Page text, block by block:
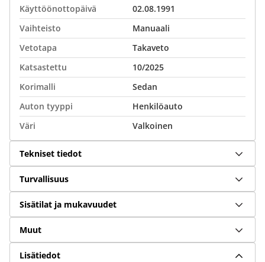
Käyttöönottopäivä
02.08.1991
Vaihteisto
Manuaali
Vetotapa
Takaveto
Katsastettu
10/2025
Korimalli
Sedan
Auton tyyppi
Henkilöauto
Väri
Valkoinen
Tekniset tiedot
Turvallisuus
Sisätilat ja mukavuudet
Muut
Lisätiedot